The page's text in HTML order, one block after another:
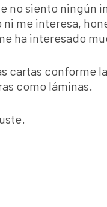
no siento ningún
ni me interesa,
ha interesado
cartas conforme
como láminas.